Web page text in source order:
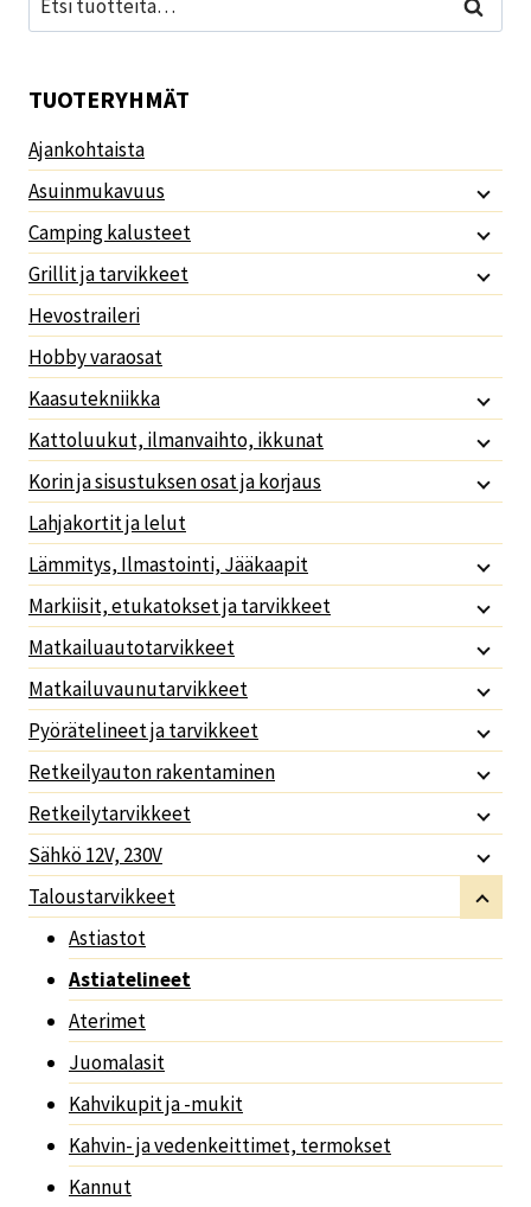
Haku
TUOTERYHMÄT
Ajankohtaista
Asuinmukavuus
Camping kalusteet
Grillit ja tarvikkeet
Hevostraileri
Hobby varaosat
Kaasutekniikka
Kattoluukut, ilmanvaihto, ikkunat
Korin ja sisustuksen osat ja korjaus
Lahjakortit ja lelut
Lämmitys, Ilmastointi, Jääkaapit
Markiisit, etukatokset ja tarvikkeet
Matkailuautotarvikkeet
Matkailuvaunutarvikkeet
Pyörätelineet ja tarvikkeet
Retkeilyauton rakentaminen
Retkeilytarvikkeet
Sähkö 12V, 230V
Taloustarvikkeet
Astiastot
Astiatelineet
Aterimet
Juomalasit
Kahvikupit ja -mukit
Kahvin- ja vedenkeittimet, termokset
Kannut